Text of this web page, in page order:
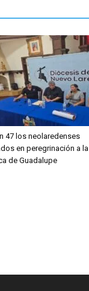
47 los neolaredenses
en peregrinación a la
de Guadalupe